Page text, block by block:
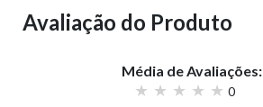
Avaliação do Produto
Média de Avaliações:
0